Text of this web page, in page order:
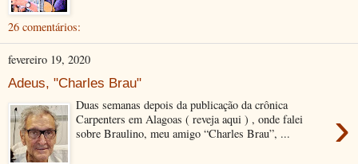
26 comentários:
fevereiro 19, 2020
Adeus, "Charles Brau"
›
Duas semanas depois da publicação da crônica
Carpenters em Alagoas ( reveja aqui ) , onde falei
sobre Braulino, meu amigo “Charles Brau”, ...